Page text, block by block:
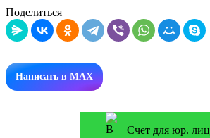
Поделиться
Написать в MAX
Счет для юр. лиц